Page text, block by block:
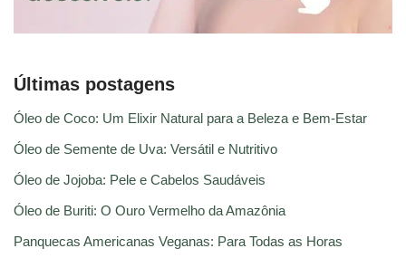
Últimas postagens
Óleo de Coco: Um Elixir Natural para a Beleza e Bem-Estar
Óleo de Semente de Uva: Versátil e Nutritivo
Óleo de Jojoba: Pele e Cabelos Saudáveis
Óleo de Buriti: O Ouro Vermelho da Amazônia
Panquecas Americanas Veganas: Para Todas as Horas